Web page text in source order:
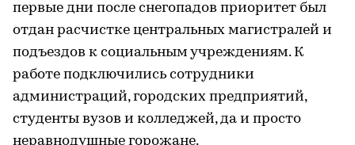
первые дни после снегопадов приоритет был
отдан расчистке центральных магистралей и
подъездов к социальным учреждениям. К
работе подключились сотрудники
администраций, городских предприятий,
студенты вузов и колледжей, да и просто
неравнодушные горожане.